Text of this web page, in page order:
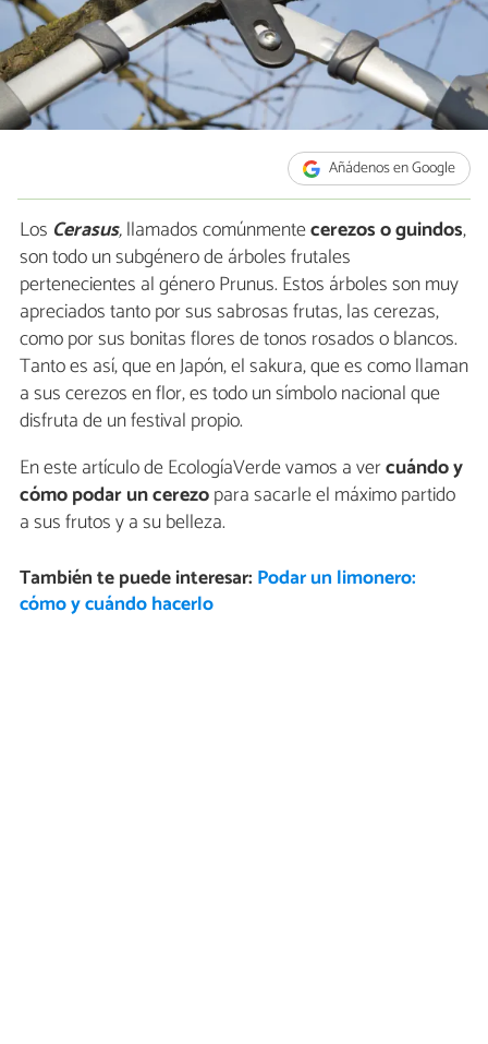
Añádenos en Google
Los Cerasus,llamados comúnmentecerezos o guindos,
son todo un subgénero de árboles frutales
pertenecientes al género Prunus. Estos árboles son muy
apreciados tanto por sus sabrosas frutas, las cerezas,
como por sus bonitas flores de tonos rosados o blancos.
Tanto es así, que en Japón, el sakura, que es como llaman
a sus cerezos en flor, es todo un símbolo nacional que
disfruta de un festival propio.
En este artículo de EcologíaVerde vamos a vercuándo y
cómo podar un cerezopara sacarle el máximo partido
a sus frutos y a su belleza.
También te puede interesar: Podar un limonero:
cómo y cuándo hacerlo